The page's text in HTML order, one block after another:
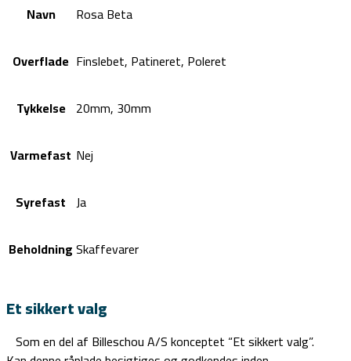
Navn
Rosa Beta
Overflade Finslebet, Patineret, Poleret
Tykkelse 20mm, 30mm
Varmefast Nej
Syrefast Ja
BeholdningSkaffevarer
Et sikkert valg
Som en del af Billeschou A/S konceptet “Et sikkert valg”.